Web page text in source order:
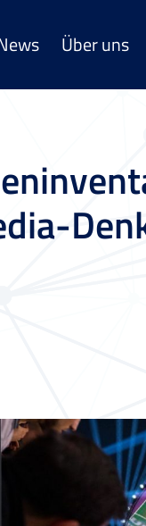
Über uns